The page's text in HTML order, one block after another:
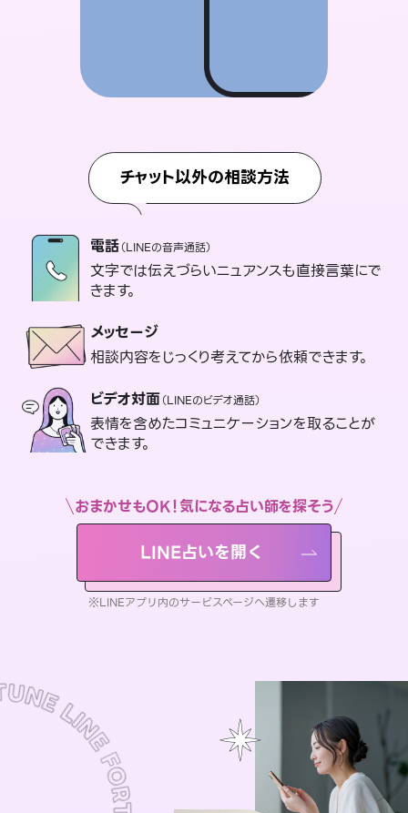
チャット以外の相談方法
電話（LINEの音声通話）
文字では伝えづらいニュアンスも直接言葉にで
きます。
メッセージ
相談内容をじっくり考えてから依頼できます。
ビデオ対面（LINEのビデオ通話）
表情を含めたコミュニケーションを取ることが
できます。
おまかせもOK！気になる占い師を探そう
LINE占いを開く
※LINEアプリ内のサービスページへ遷移します